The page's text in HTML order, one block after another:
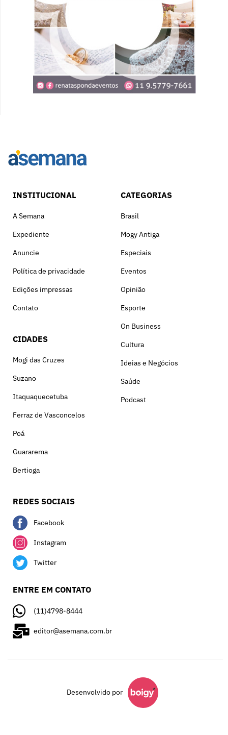
INSTITUCIONAL
A Semana
Expediente
Anuncie
Política de privacidade
Edições impressas
Contato
CIDADES
Mogi das Cruzes
Suzano
Itaquaquecetuba
Ferraz de Vasconcelos
Poá
Guararema
Bertioga
CATEGORIAS
Brasil
Mogy Antiga
Especiais
Eventos
Opinião
Esporte
On Business
Cultura
Ideias e Negócios
Saúde
Podcast
REDES SOCIAIS
Facebook
Instagram
Twitter
ENTRE EM CONTATO
(11)4798-8444
editor@asemana.com.br
Desenvolvido por